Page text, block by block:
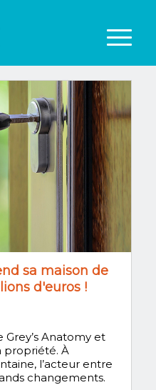
sa maison de
d'euros !
Grey’s Anatomy et
propriété. À
l’acteur entre
changements.